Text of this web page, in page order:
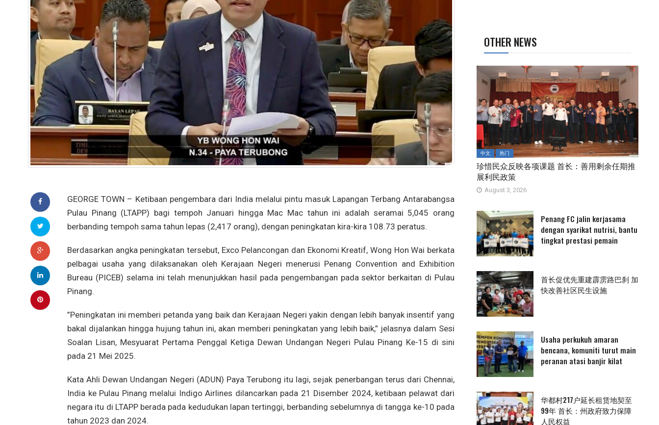
GEORGE TOWN – Ketibaan pengembara dari India melalui pintu masuk Lapangan Terbang Antarabangsa
Pulau Pinang (LTAPP) bagi tempoh Januari hingga Mac Mac tahun ini adalah seramai 5,045 orang
berbanding tempoh sama tahun lepas (2,417 orang), dengan peningkatan kira-kira 108.73 peratus.
Berdasarkan angka peningkatan tersebut, Exco Pelancongan dan Ekonomi Kreatif, Wong Hon Wai berkata
pelbagai usaha yang dilaksanakan oleh Kerajaan Negeri menerusi Penang Convention and Exhibition
Bureau (PICEB) selama ini telah menunjukkan hasil pada pengembangan pada sektor berkaitan di Pulau
Pinang.
”Peningkatan ini memberi petanda yang baik dan Kerajaan Negeri yakin dengan lebih banyak insentif yang
bakal dijalankan hingga hujung tahun ini, akan memberi peningkatan yang lebih baik,” jelasnya dalam Sesi
Soalan Lisan, Mesyuarat Pertama Penggal Ketiga Dewan Undangan Negeri Pulau Pinang Ke-15 di sini
pada 21 Mei 2025.
Kata Ahli Dewan Undangan Negeri (ADUN) Paya Terubong itu lagi, sejak penerbangan terus dari Chennai,
India ke Pulau Pinang melalui Indigo Airlines dilancarkan pada 21 Disember 2024, ketibaan pelawat dari
negara itu di LTAPP berada pada kedudukan lapan tertinggi, berbanding sebelumnya di tangga ke-10 pada
tahun 2023 dan 2024.
OTHER NEWS
中文 热门
珍惜民众反映各项课题 首长：善用剩余任期推
展利民政策
August 3, 2026
Penang FC jalin kerjasama
dengan syarikat nutrisi, bantu
tingkat prestasi pemain
首长促优先重建霹雳路巴刹 加
快改善社区民生设施
Usaha perkukuh amaran
bencana, komuniti turut main
peranan atasi banjir kilat
华都村217户延长租赁地契至
99年 首长：州政府致力保障
人民权益